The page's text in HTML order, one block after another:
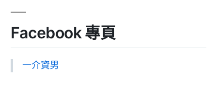
Facebook 專頁
一介資男